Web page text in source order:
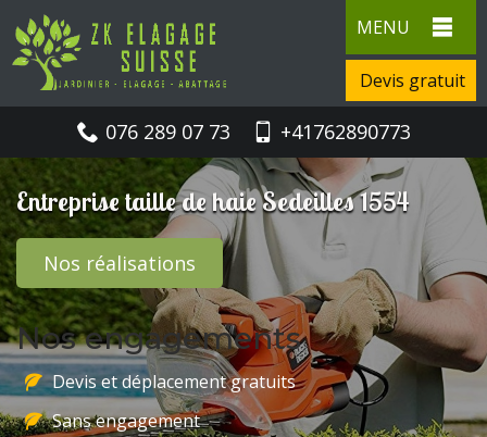
MENU
Devis gratuit
076 289 07 73 +41762890773
Entreprise taille de haie Sedeilles 1554
Nos réalisations
Nos engagements
Devis et déplacement gratuits
Sans engagement